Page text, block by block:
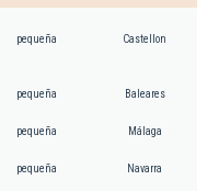
pequeña Castellon
pequeña Baleares
pequeña Málaga
pequeña Navarra